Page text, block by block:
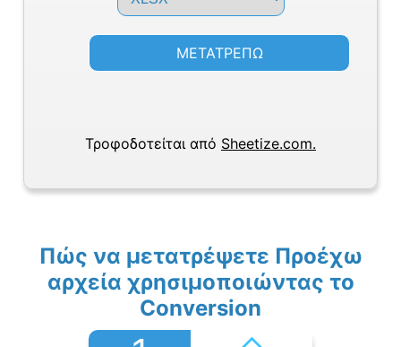
ΜΕΤΑΤΡΕΠΩ
Τροφοδοτείται από Sheetize.com.
Πώς να μετατρέψετε Προέχω
αρχεία χρησιμοποιώντας το
Conversion